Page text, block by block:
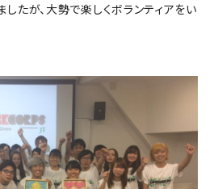
たが、大勢で楽しくボランティアをい